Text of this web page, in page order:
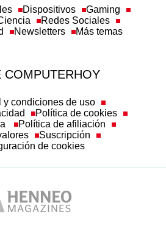
Dispositivos
Gaming
Redes Sociales
Newsletters Más temas
COMPUTERHOY
y condiciones de uso
Política de cookies
Política de afiliación
Suscripción
de cookies